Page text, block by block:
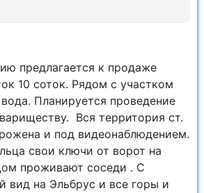
предлагается к продаже
10 соток. Рядом с участком
Планируется проведение
Вся территория ст.
и под видеонаблюдением.
свои ключи от ворот на
проживают соседи . С
вид на Эльбрус и все горы и